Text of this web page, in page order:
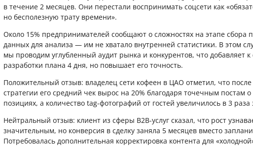
в течение 2 месяцев. Они перестали воспринимать соцсети как
но бесполезную трату времени».
Около 15% предпринимателей сообщают о сложностях на этапе сбора
данных для анализа — им не хватало внутренней статистики. В этом
мы проводим углубленный аудит рынка и конкурентов, что добавляет к
разработки плана 4 дня, но повышает его точность.
Положительный отзыв: владелец сети кофеен в ЦАО отметил, что после
стратегии его средний чек вырос на 20% благодаря точечным постам
позициях, а количество tag-фотографий от гостей увеличилось в 3 раза
Нейтральный отзыв: клиент из сферы B2B-услуг сказал, что рост
значительным, но конверсия в сделку заняла 5 месяцев вместо
Потребовалась дополнительная корректировка контента для